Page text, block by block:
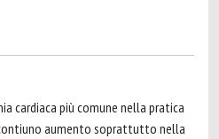
cardiaca più comune nella pratica
aumento soprattutto nella